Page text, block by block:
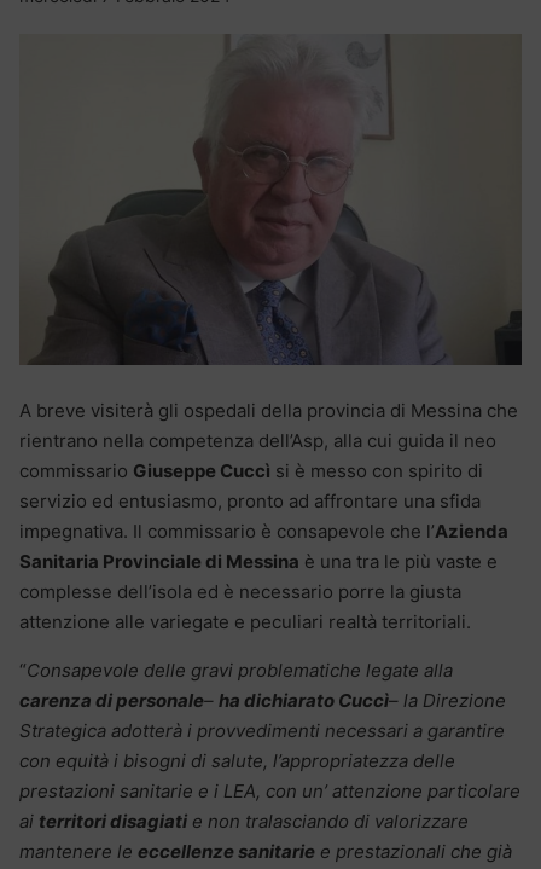
A breve visiterà gli ospedali della provincia di Messina che
rientrano nella competenza dell’Asp, alla cui guida il neo
commissario Giuseppe Cuccì si è messo con spirito di
servizio ed entusiasmo, pronto ad affrontare una sfida
impegnativa. Il commissario è consapevole che l’Azienda
Sanitaria Provinciale di Messina è una tra le più vaste e
complesse dell’isola ed è necessario porre la giusta
attenzione alle variegate e peculiari realtà territoriali.
“Consapevole delle gravi problematiche legate alla
carenza di personale– ha dichiarato Cuccì– la Direzione
Strategica adotterà i provvedimenti necessari a garantire
con equità i bisogni di salute, l’appropriatezza delle
prestazioni sanitarie e i LEA, con un’ attenzione particolare
ai territori disagiati e non tralasciando di valorizzare
mantenere le eccellenze sanitarie e prestazionali che già